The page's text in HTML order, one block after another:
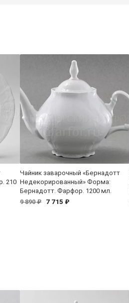
210
Чайник заварочный «Бернадотт
Недекорированный» Форма:
Бернадотт. Фарфор. 1200 мл.
9 890 ₽
7 715 ₽